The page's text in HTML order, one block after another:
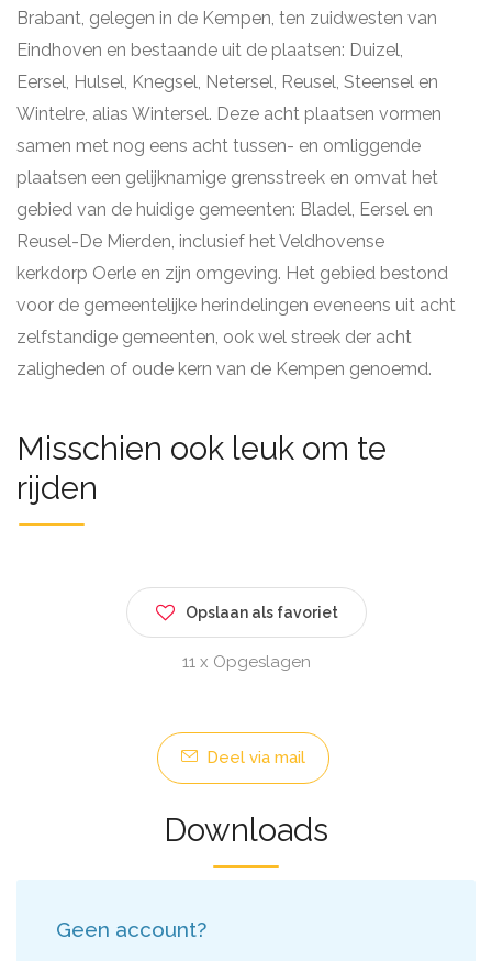
Brabant, gelegen in de Kempen, ten zuidwesten van
Eindhoven en bestaande uit de plaatsen: Duizel,
Eersel, Hulsel, Knegsel, Netersel, Reusel, Steensel en
Wintelre, alias Wintersel. Deze acht plaatsen vormen
samen met nog eens acht tussen- en omliggende
plaatsen een gelijknamige grensstreek en omvat het
gebied van de huidige gemeenten: Bladel, Eersel en
Reusel-De Mierden, inclusief het Veldhovense
kerkdorp Oerle en zijn omgeving. Het gebied bestond
voor de gemeentelijke herindelingen eveneens uit acht
zelfstandige gemeenten, ook wel streek der acht
zaligheden of oude kern van de Kempen genoemd.
Misschien ook leuk om te
rijden
Opslaan als favoriet
11 x Opgeslagen
Deel via mail
Downloads
Geen account?